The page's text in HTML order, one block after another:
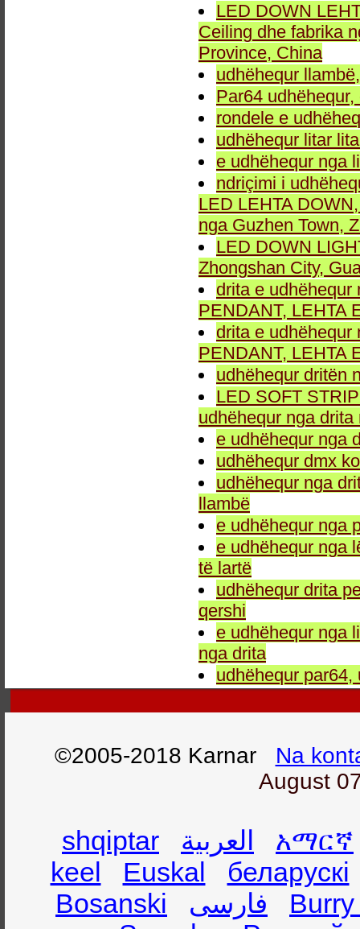
LED DOWN
Ceiling dhe fabrika
Province, China
udhëhequr
Par64
rondele e
udhëhequr litar
e udhëhequr nga
ndriçimi i
LED LEHTA
nga Guzhen Town,
LED DOWN
Zhongshan City,
drita e udhëhequr
PENDANT, LEHTA
drita e udhëhequr
PENDANT, LEHTA
udhëhequr dritën
LED SOFT
udhëhequr nga
e udhëhequr nga
udhëhequr dmx
udhëhequr nga
llambë
e udhëhequr nga
e udhëhequr nga
të lartë
udhëhequr drita
qershi
e udhëhequr nga
nga drita
udhëhequr
©2005-2018 Karnar Na
August
shqiptar العربية
አማርኛ
keel
Euskal
беларускі
Bosanski
فارسی